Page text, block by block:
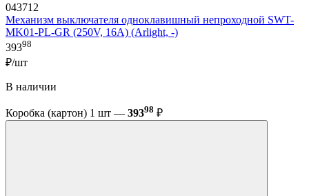
043712
Механизм выключателя одноклавишный непроходной SWT-
MK01-PL-GR (250V, 16A) (Arlight, -)
39398
₽/шт
В наличии
Коробка (картон) 1 шт — 39398 ₽